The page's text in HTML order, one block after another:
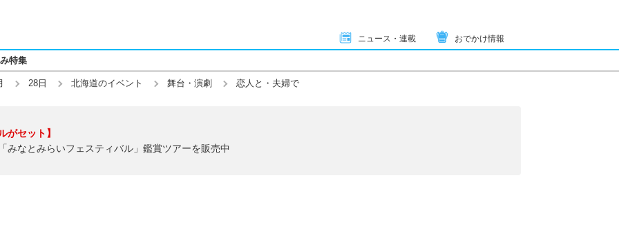
ニュース・連載 おでかけ情報
特集
28日 北海道のイベント 舞台・演劇 恋人と・夫婦で
がセット】
みなとみらいフェスティバル」鑑賞ツアーを販売中